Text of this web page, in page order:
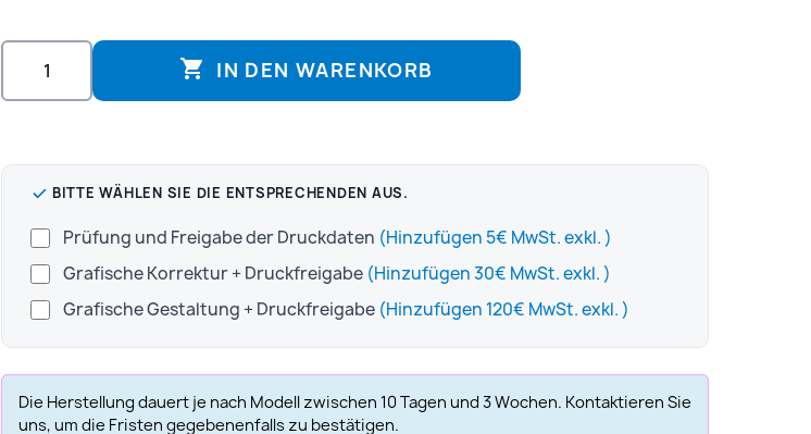
 IN DEN WARENKORB
Die Herstellung dauert je nach Modell zwischen 10 Tagen und 3 Wochen. Kontaktieren Sie
uns, um die Fristen gegebenenfalls zu bestätigen.
BITTE WÄHLEN SIE DIE ENTSPRECHENDEN AUS.
Prüfung und Freigabe der Druckdaten
(Hinzufügen 5€ MwSt. exkl. )
Grafische Korrektur + Druckfreigabe
(Hinzufügen 30€ MwSt. exkl. )
Grafische Gestaltung + Druckfreigabe
(Hinzufügen 120€ MwSt. exkl. )